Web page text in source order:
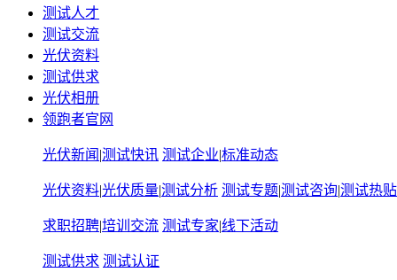
测试人才
测试交流
光伏资料
测试供求
光伏相册
领跑者官网
光伏新闻 |测试快讯 测试企业|标准动态
光伏资料|光伏质量|测试分析 测试专题|测试咨询|测试热贴
求职招聘|培训交流 测试专家|线下活动
测试供求 测试认证